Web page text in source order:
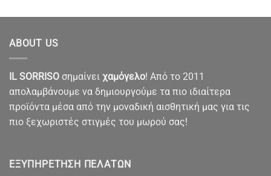
ABOUT US
IL SORRISO σημαίνει χαμόγελο! Από το 2011
απολαμβάνουμε να δημιουργούμε τα πιο ιδιαίτερα
προϊόντα μέσα από την μοναδική αισθητική μας για τις
πιο ξεχωριστές στιγμές του μωρού σας!
ΕΞΥΠΗΡΈΤΗΣΗ ΠΕΛΑΤΏΝ